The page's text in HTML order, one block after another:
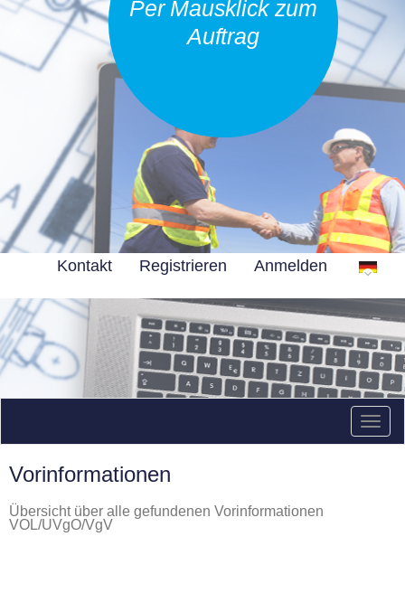
Per Mausklick zum
Auftrag
Kontakt Registrieren Anmelden
Vorinformationen
Übersicht über alle gefundenen Vorinformationen
VOL/UVgO/VgV